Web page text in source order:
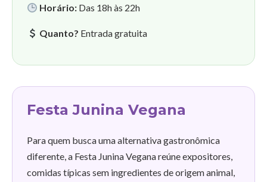
Horário: Das 18h às 22h
Quanto? Entrada gratuita
Festa Junina Vegana
Para quem busca uma alternativa gastronômica
diferente, a Festa Junina Vegana reúne expositores,
comidas típicas sem ingredientes de origem animal,